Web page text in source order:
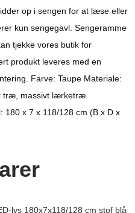
op i sengen for at læse eller
kun sengegavl. Sengeramme
tjekke vores butik for
produkt leveres med en
Farve: Taupe Materiale:
træ, massivt lærketræ
180 x 7 x 118/128 cm (B x D x